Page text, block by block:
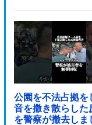
公園を不法占拠を
音を撒き散らした
を警察が撤去しま